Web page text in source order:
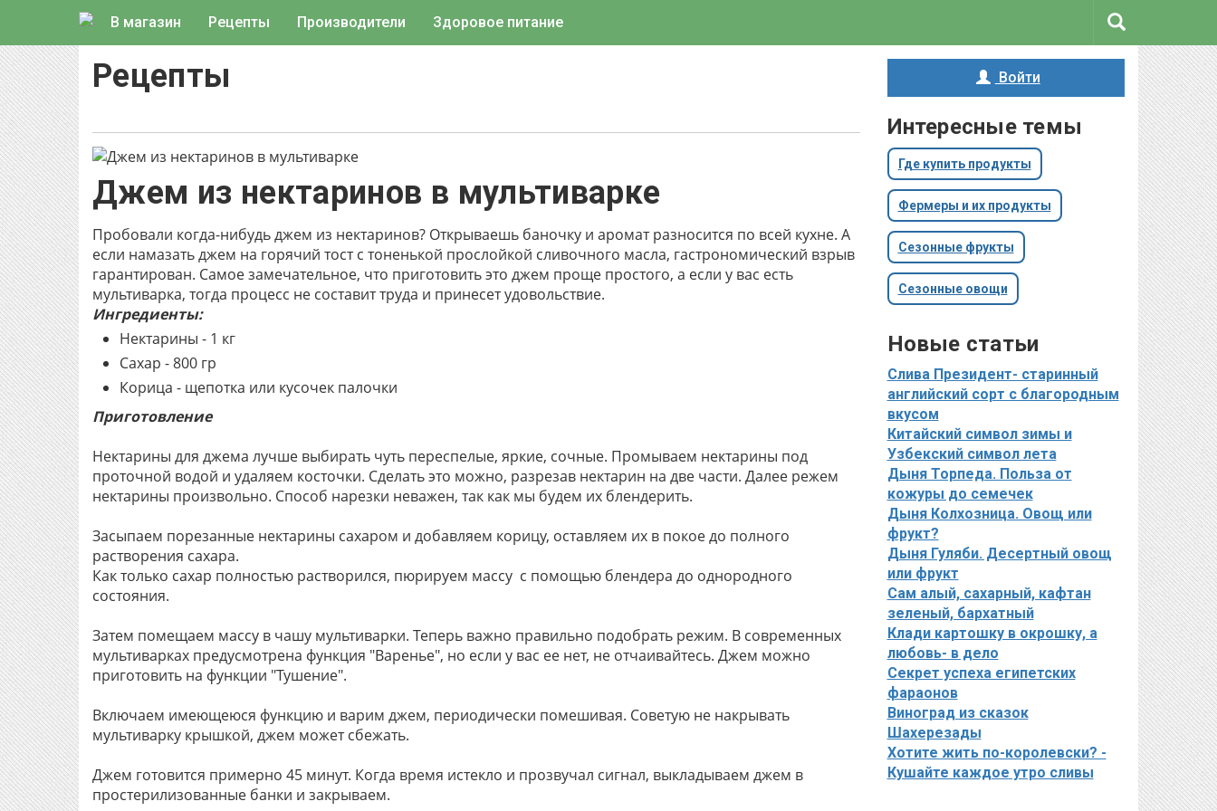
В магазин Рецепты Производители Здоровое питание
Войти
Интересные темы
Где купить продукты
Фермеры и их продукты
Сезонные фрукты
Сезонные овощи
Новые статьи
Слива Президент- старинный
английский сорт с благородным
вкусом
Китайский символ зимы и
Узбекский символ лета
Дыня Торпеда. Польза от
кожуры до семечек
Дыня Колхозница. Овощ или
фрукт?
Дыня Гуляби. Десертный овощ
или фрукт
Сам алый, сахарный, кафтан
зеленый, бархатный
Клади картошку в окрошку, а
любовь- в дело
Секрет успеха египетских
фараонов
Виноград из сказок
Шахерезады
Хотите жить по-королевски? -
Кушайте каждое утро сливы
Рецепты
Джем из нектаринов в мультиварке
Пробовали когда-нибудь джем из нектаринов? Открываешь баночку и аромат разносится по всей кухне. А
если намазать джем на горячий тост с тоненькой прослойкой сливочного масла, гастрономический взрыв
гарантирован. Самое замечательное, что приготовить это джем проще простого, а если у вас есть
мультиварка, тогда процесс не составит труда и принесет удовольствие.
Ингредиенты:
Нектарины - 1 кг
Сахар - 800 гр
Корица - щепотка или кусочек палочки
Приготовление
Нектарины для джема лучше выбирать чуть переспелые, яркие, сочные. Промываем нектарины под
проточной водой и удаляем косточки. Сделать это можно, разрезав нектарин на две части. Далее режем
нектарины произвольно. Способ нарезки неважен, так как мы будем их блендерить.
Засыпаем порезанные нектарины сахаром и добавляем корицу, оставляем их в покое до полного
растворения сахара.
Как только сахар полностью растворился, пюрируем массу с помощью блендера до однородного
состояния.
Затем помещаем массу в чашу мультиварки. Теперь важно правильно подобрать режим. В современных
мультиварках предусмотрена функция "Варенье", но если у вас ее нет, не отчаивайтесь. Джем можно
приготовить на функции "Тушение".
Включаем имеющеюся функцию и варим джем, периодически помешивая. Советую не накрывать
мультиварку крышкой, джем может сбежать.
Джем готовится примерно 45 минут. Когда время истекло и прозвучал сигнал, выкладываем джем в
простерилизованные банки и закрываем.